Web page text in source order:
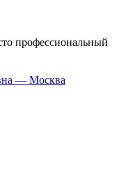
профессиональный
— Москва